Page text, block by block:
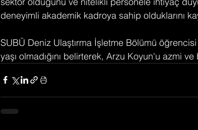
deneyimli akademik kadroya sahip olduklarını
SUBÜ Deniz Ulaştırma İşletme Bölümü
yaşı olmadığını belirterek, Arzu Koyun'u azmi ve